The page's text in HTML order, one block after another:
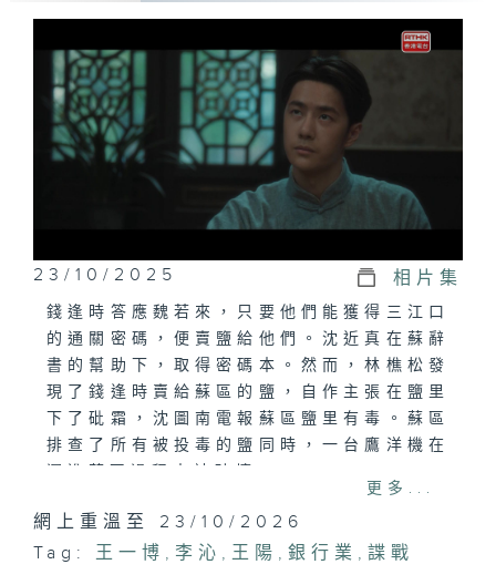
23/10/2025 相片集
錢逢時答應魏若來，只要他們能獲得三江口
的通關密碼，便賣鹽給他們。沈近真在蘇辭
書的幫助下，取得密碼本。然而，林樵松發
現了錢逢時賣給蘇區的鹽，自作主張在鹽里
下了砒霜，沈圖南電報蘇區鹽里有毒。蘇區
排查了所有被投毒的鹽同時，一台鷹洋機在
更多...
網上重溫至 23/10/2026
Tag:
王一博 , 李沁 , 王陽 ,銀行業 ,諜戰